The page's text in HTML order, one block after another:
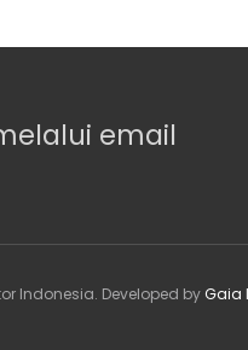
email
Indonesia. Developed by Gaia